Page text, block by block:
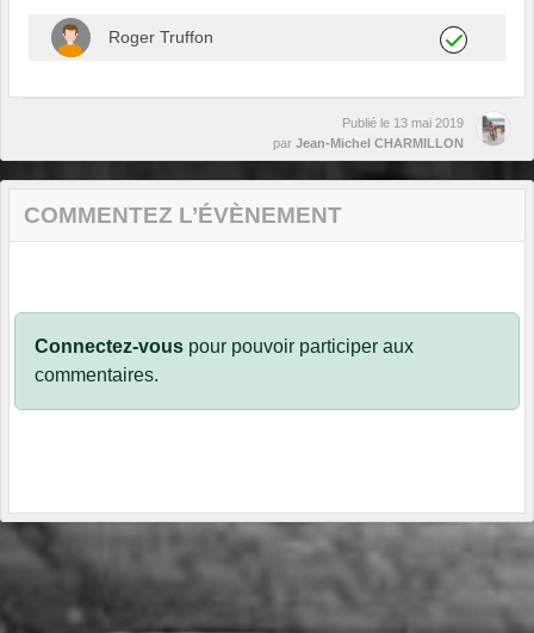
Roger Truffon
Publié le 13 mai 2019
par Jean-Michel CHARMILLON
COMMENTEZ L’ÉVÈNEMENT
Connectez-vous pour pouvoir participer aux
commentaires.